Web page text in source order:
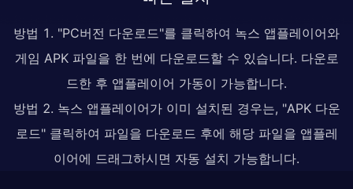
방법 1. "PC버전 다운로드"를 클릭하여 녹스 앱플레이어와
게임 APK 파일을 한 번에 다운로드할 수 있습니다. 다운로
드한 후 앱플레이어 가동이 가능합니다.
방법 2. 녹스 앱플레이어가 이미 설치된 경우는, "APK 다운
로드" 클릭하여 파일을 다운로드 후에 해당 파일을 앱플레
이어에 드래그하시면 자동 설치 가능합니다.